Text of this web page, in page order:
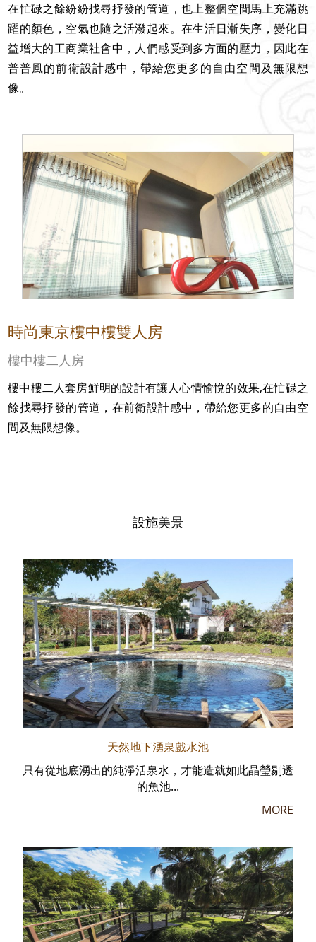
在忙碌之餘紛紛找尋抒發的管道，也上整個空間馬上充滿跳
躍的顏色，空氣也隨之活潑起來。在生活日漸失序，變化日
益增大的工商業社會中，人們感受到多方面的壓力，因此在
普普風的前衛設計感中，帶給您更多的自由空間及無限想
像。
時尚東京樓中樓雙人房
樓中樓二人房
樓中樓二人套房鮮明的設計有讓人心情愉悅的效果,在忙碌之
餘找尋抒發的管道，在前衛設計感中，帶給您更多的自由空
間及無限想像。
設施美景
天然地下湧泉戲水池
只有從地底湧出的純淨活泉水，才能造就如此晶瑩剔透
的魚池...
MORE